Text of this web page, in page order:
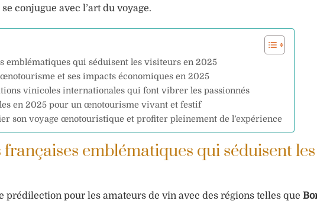
conjugue avec l’art du voyage.
emblématiques qui séduisent les visiteurs en 2025
et ses impacts économiques en 2025
vinicoles internationales qui font vibrer les passionnés
en 2025 pour un œnotourisme vivant et festif
son voyage œnotouristique et profiter pleinement de l’expérience
emblématiques qui séduisent
prédilection pour les amateurs de vin avec des régions telles que